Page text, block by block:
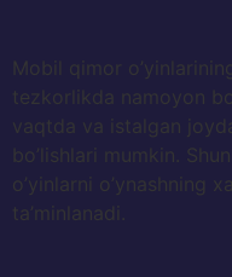
Mobil qimor
tezkorlikda namoyon
vaqtda va istalgan
bo’lishlari mumkin.
o’yinlarni o’ynashning
ta’minlanadi.